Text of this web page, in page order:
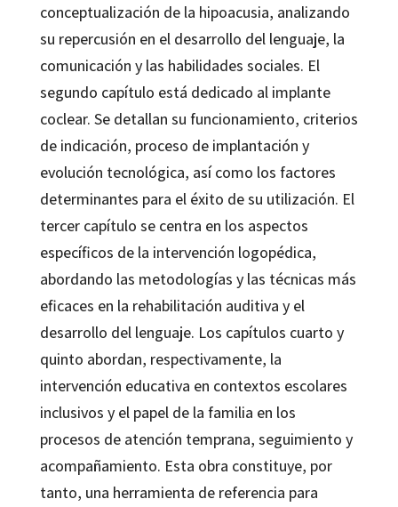
conceptualización de la hipoacusia, analizando
su repercusión en el desarrollo del lenguaje, la
comunicación y las habilidades sociales. El
segundo capítulo está dedicado al implante
coclear. Se detallan su funcionamiento, criterios
de indicación, proceso de implantación y
evolución tecnológica, así como los factores
determinantes para el éxito de su utilización. El
tercer capítulo se centra en los aspectos
específicos de la intervención logopédica,
abordando las metodologías y las técnicas más
eficaces en la rehabilitación auditiva y el
desarrollo del lenguaje. Los capítulos cuarto y
quinto abordan, respectivamente, la
intervención educativa en contextos escolares
inclusivos y el papel de la familia en los
procesos de atención temprana, seguimiento y
acompañamiento. Esta obra constituye, por
tanto, una herramienta de referencia para